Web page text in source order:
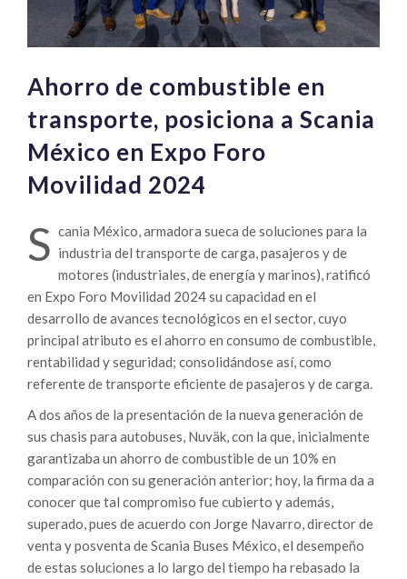
Ahorro de combustible en
transporte, posiciona a Scania
México en Expo Foro
Movilidad 2024
S cania México, armadora sueca de soluciones para la
industria del transporte de carga, pasajeros y de
motores (industriales, de energía y marinos), ratificó
en Expo Foro Movilidad 2024 su capacidad en el
desarrollo de avances tecnológicos en el sector, cuyo
principal atributo es el ahorro en consumo de combustible,
rentabilidad y seguridad; consolidándose así, como
referente de transporte eficiente de pasajeros y de carga.
A dos años de la presentación de la nueva generación de
sus chasis para autobuses, Nuväk, con la que, inicialmente
garantizaba un ahorro de combustible de un 10% en
comparación con su generación anterior; hoy, la firma da a
conocer que tal compromiso fue cubierto y además,
superado, pues de acuerdo con Jorge Navarro, director de
venta y posventa de Scania Buses México, el desempeño
de estas soluciones a lo largo del tiempo ha rebasado la